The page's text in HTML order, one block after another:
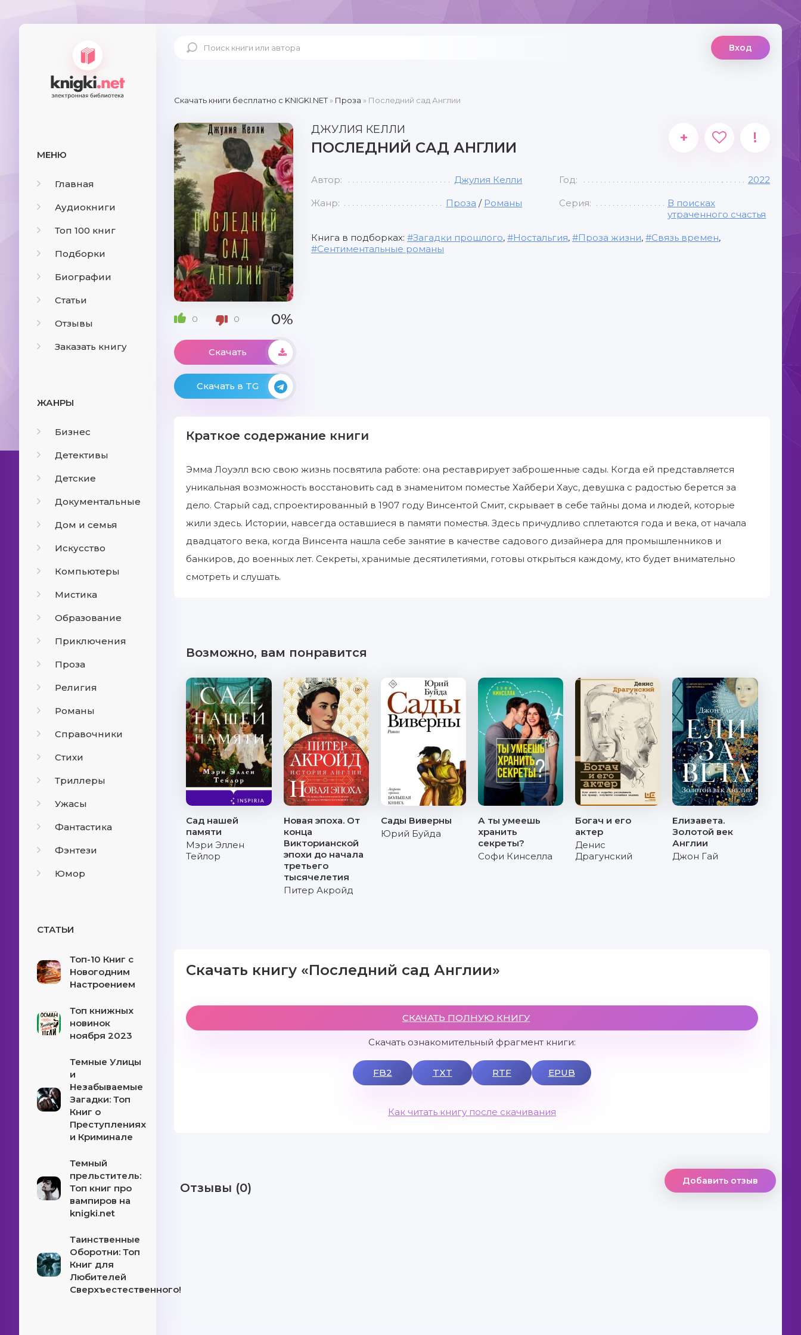
МЕНЮ
Главная
Аудиокниги
Топ 100 книг
Подборки
Биографии
Статьи
Отзывы
Заказать книгу
ЖАНРЫ
Бизнес
Детективы
Детские
Документальные
Дом и семья
Искусство
Компьютеры
Мистика
Образование
Приключения
Проза
Религия
Романы
Справочники
Стихи
Триллеры
Ужасы
Фантастика
Фэнтези
Юмор
СТАТЬИ
Топ-10 Книг с
Новогодним
Настроением
Топ книжных
новинок
ноября 2023
Темные Улицы
и
Незабываемые
Загадки: Топ
Книг о
Преступлениях
и Криминале
Темный
прельститель:
Топ книг про
вампиров на
knigki.net
Таинственные
Оборотни: Топ
Книг для
Любителей
Сверхъестественного!
Вход
Скачать книги бесплатно c KNIGKI.NET» Проза » Последний сад Англии
0 0 0%
Скачать
Скачать в TG
ДЖУЛИЯ КЕЛЛИ
ПОСЛЕДНИЙ САД АНГЛИИ
+ !
Автор: Джулия Келли Год: 2022
Жанр: Проза / Романы Серия:
В поисках
утраченного счастья
Книга в подборках: Загадки прошлого, Ностальгия, Проза жизни, Связь времен,
Сентиментальные романы
Краткое содержание книги
Эмма Лоуэлл всю свою жизнь посвятила работе: она реставрирует заброшенные сады. Когда ей представляется
уникальная возможность восстановить сад в знаменитом поместье Хайбери Хаус, девушка с радостью берется за
дело. Старый сад, спроектированный в 1907 году Винсентой Смит, скрывает в себе тайны дома и людей, которые
жили здесь. Истории, навсегда оставшиеся в памяти поместья. Здесь причудливо сплетаются года и века, от начала
двадцатого века, когда Винсента нашла себе занятие в качестве садового дизайнера для промышленников и
банкиров, до военных лет. Секреты, хранимые десятилетиями, готовы открыться каждому, кто будет внимательно
смотреть и слушать.
Возможно, вам понравится
Сад нашей
памяти
Мэри Эллен
Тейлор
Новая эпоха. От
конца
Викторианской
эпохи до начала
третьего
тысячелетия
Питер Акройд
Сады Виверны
Юрий Буйда
А ты умеешь
хранить
секреты?
Софи Кинселла
Богач и его
актер
Денис
Драгунский
Елизавета.
Золотой век
Англии
Джон Гай
Скачать книгу «Последний сад Англии»
СКАЧАТЬ ПОЛНУЮ КНИГУ
Скачать ознакомительный фрагмент книги:
FB2 TXT RTF EPUB
Как читать книгу после скачивания
Отзывы (0) Добавить отзыв